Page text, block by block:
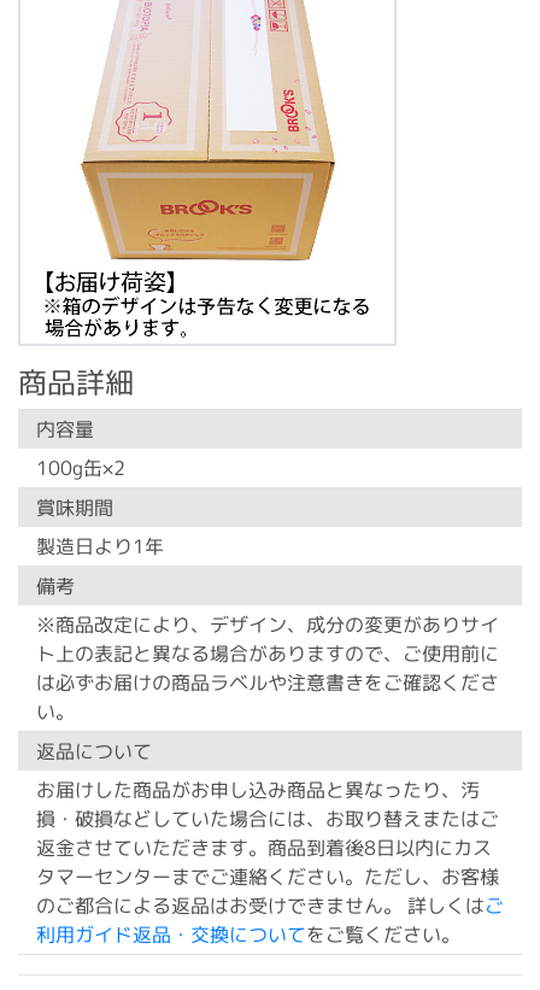
商品詳細
内容量
100g缶×2
賞味期間
製造日より1年
備考
※商品改定により、デザイン、成分の変更がありサイ
ト上の表記と異なる場合がありますので、ご使用前に
は必ずお届けの商品ラベルや注意書きをご確認くださ
い。
返品について
お届けした商品がお申し込み商品と異なったり、汚
損・破損などしていた場合には、お取り替えまたはご
返金させていただきます。商品到着後8日以内にカス
タマーセンターまでご連絡ください。ただし、お客様
のご都合による返品はお受けできません。 詳しくはご
利用ガイド返品・交換についてをご覧ください。